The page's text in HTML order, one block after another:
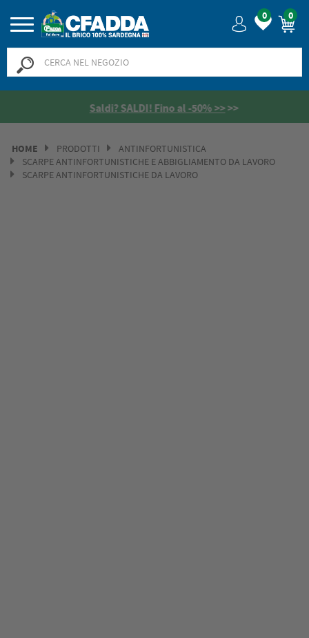
0 0
Saldi? SALDI! Fino al -50% >>>>
HOME PRODOTTI
ANTINFORTUNISTICA
SCARPE ANTINFORTUNISTICHE E ABBIGLIAMENTO DA LAVORO
SCARPE ANTINFORTUNISTICHE DA LAVORO